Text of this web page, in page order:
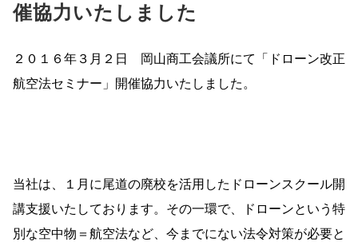
催協力いたしました
２０１６年３月２日 岡山商工会議所にて「ドローン改正
航空法セミナー」開催協力いたしました。
当社は、１月に尾道の廃校を活用したドローンスクール開
講支援いたしております。その一環で、ドローンという特
別な空中物＝航空法など、今までにない法令対策が必要と